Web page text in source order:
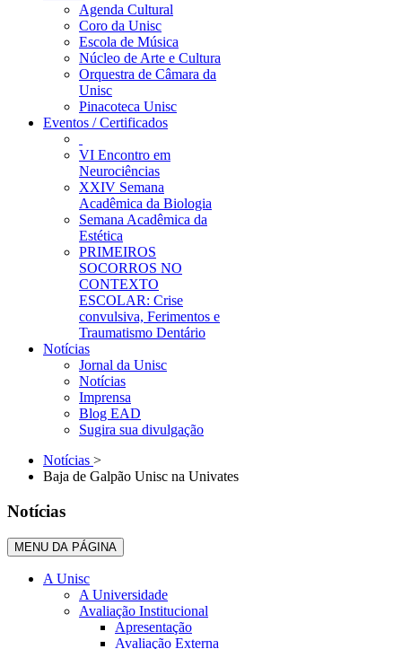
Agenda Cultural
Coro da Unisc
Escola de Música
Núcleo de Arte e Cultura
Orquestra de Câmara da
Unisc
Pinacoteca Unisc
Eventos / Certificados
VI Encontro em
Neurociências
XXIV Semana
Acadêmica da Biologia
Semana Acadêmica da
Estética
PRIMEIROS
SOCORROS NO
CONTEXTO
ESCOLAR: Crise
convulsiva, Ferimentos e
Traumatismo Dentário
Notícias
Jornal da Unisc
Notícias
Imprensa
Blog EAD
Sugira sua divulgação
Notícias >
Baja de Galpão Unisc na Univates
Notícias
MENU DA PÁGINA
A Unisc
A Universidade
Avaliação Institucional
Apresentação
Avaliação Externa